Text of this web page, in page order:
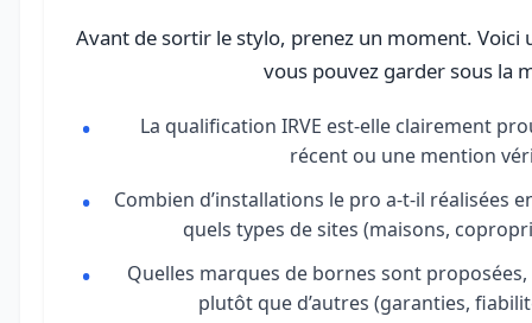
Avant de sortir le stylo, prenez un moment. Voici
vous pouvez garder sous la
La qualification IRVE est-elle clairement
récent ou une mention
Combien d’installations le pro a-t-il réalisées
quels types de sites (maisons,
Quelles marques de bornes sont
plutôt que d’autres (garanties,